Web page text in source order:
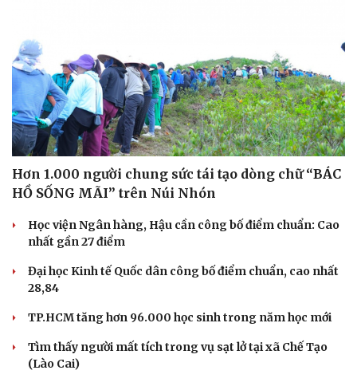
Hơn 1.000 người chung sức tái tạo dòng chữ “BÁC
HỒ SỐNG MÃI” trên Núi Nhón
Học viện Ngân hàng, Hậu cần công bố điểm chuẩn: Cao
nhất gần 27 điểm
Đại học Kinh tế Quốc dân công bố điểm chuẩn, cao nhất
28,84
TP.HCM tăng hơn 96.000 học sinh trong năm học mới
Tìm thấy người mất tích trong vụ sạt lở tại xã Chế Tạo
(Lào Cai)